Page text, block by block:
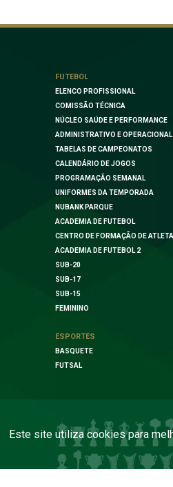
FUTEBOL
ELENCO PROFISSIONAL
COMISSÃO TÉCNICA
NÚCLEO SAÚDE E PERFORMANCE
ADMINISTRATIVO E OPERACIONAL
TABELAS DE CAMPEONATOS
CALENDÁRIO DE JOGOS
PROGRAMAÇÃO SEMANAL
UNIFORMES DA TEMPORADA
NUBANK PARQUE
ACADEMIA DE FUTEBOL
CENTRO DE FORMAÇÃO DE
ACADEMIA DE FUTEBOL 2
SUB-20
SUB-17
SUB-15
FEMININO
ESPORTES
BASQUETE
FUTSAL
Este site utiliza cookies para